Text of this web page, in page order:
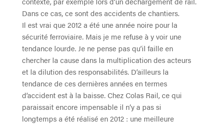
Dans ce cas, ce sont des accidents de chantiers.
Il est vrai que 2012 a été une année noire pour la
sécurité ferroviaire. Mais je me refuse à y voir une
tendance lourde. Je ne pense pas qu’il faille en
chercher la cause dans la multiplication des acteurs
et la dilution des responsabilités. D’ailleurs la
tendance de ces dernières années en termes
d’accident est à la baisse. Chez Colas Rail, ce qui
paraissait encore impensable il n’y a pas si
longtemps a été réalisé en 2012 : une meilleure